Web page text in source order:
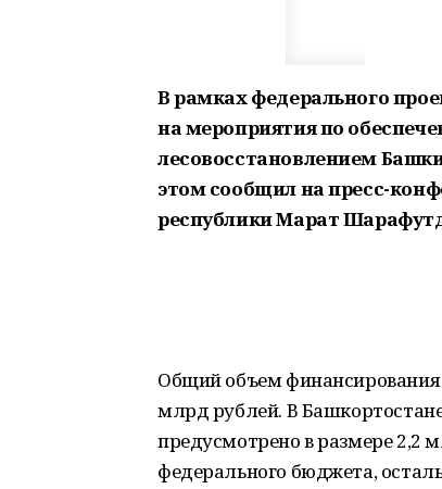
В рамках федерального
на мероприятия по
лесовосстановлением
этом сообщил на пресс-
республики Марат
Общий объем финансирования
млрд рублей. В
предусмотрено в размере 2,2
федерального бюджета,